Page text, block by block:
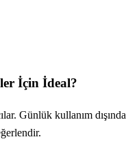
İçin İdeal?
Günlük kullanım dışında